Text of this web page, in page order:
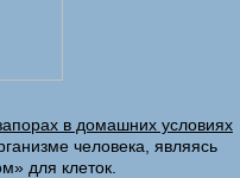
в домашних условиях
человека, являясь
для клеток.